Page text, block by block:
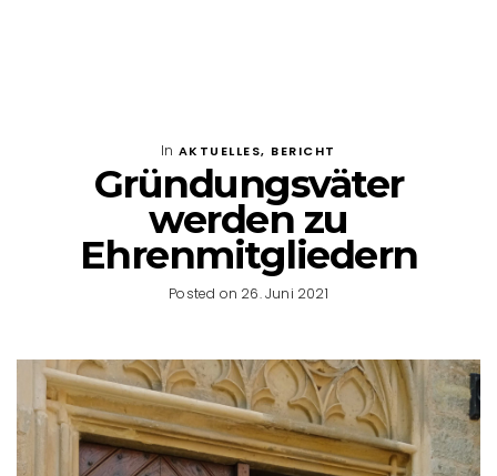
In AKTUELLES, BERICHT
Gründungsväter
werden zu
Ehrenmitgliedern
Posted on 26. Juni 2021